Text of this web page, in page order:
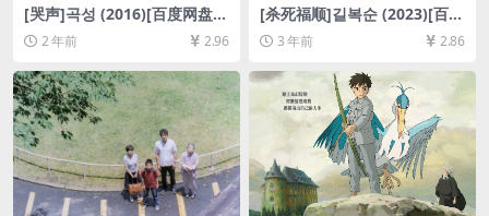
[哭声]곡성 (2016)[百度网盘
+夸克网盘1080P超清未删减
资源][网盘在线播放/下载][MP
2 年前 2.96
[杀死福顺]길복순 (2023)[百度
网盘+迅雷云盘资源1080P超
清未删减][MP4/8GB][韩语中
3 年前 2.86